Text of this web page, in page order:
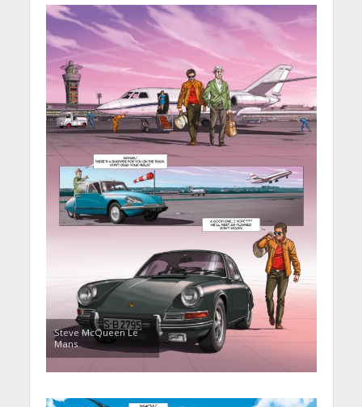
Steve McQueen Le
Mans